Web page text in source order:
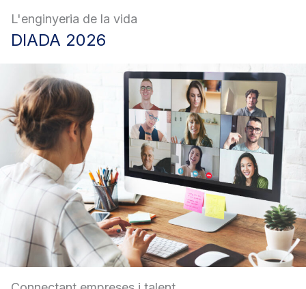
L'enginyeria de la vida
DIADA 2026